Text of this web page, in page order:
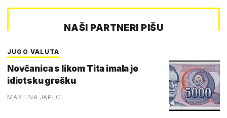
NAŠI PARTNERI PIŠU
JUGO VALUTA
Novčanica s likom Tita imala je
idiotsku grešku
MARTINA JAPEC